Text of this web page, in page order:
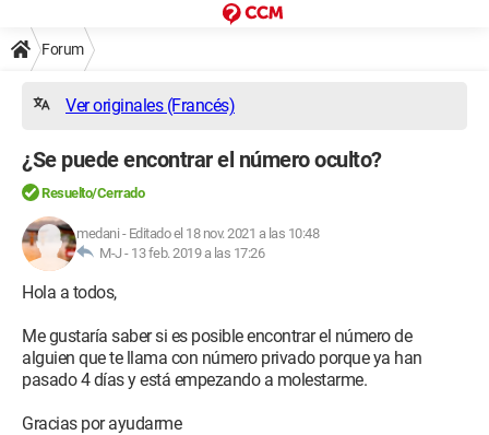
Forum
Ver originales (Francés)
¿Se puede encontrar el número oculto?
Resuelto/Cerrado
medani - Editado el 18 nov. 2021 a las 10:48
M-J - 13 feb. 2019 a las 17:26
Hola a todos,
Me gustaría saber si es posible encontrar el número de
alguien que te llama con número privado porque ya han
pasado 4 días y está empezando a molestarme.
Gracias por ayudarme